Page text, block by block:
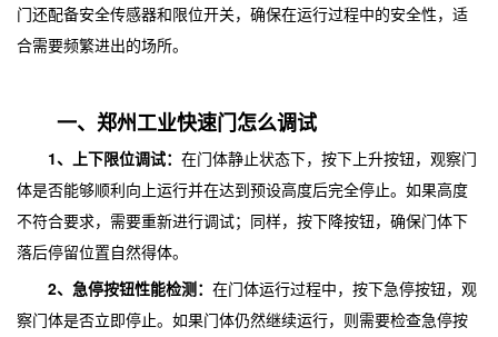
门还配备安全传感器和限位开关，确保在运行过程中的安全性，适
合需要频繁进出的场所。
一、郑州工业快速门怎么调试
1、上下限位调试： 在门体静止状态下，按下上升按钮，观察门
体是否能够顺利向上运行并在达到预设高度后完全停止。如果高度
不符合要求，需要重新进行调试；同样，按下降按钮，确保门体下
落后停留位置自然得体。
2、急停按钮性能检测： 在门体运行过程中，按下急停按钮，观
察门体是否立即停止。如果门体仍然继续运行，则需要检查急停按